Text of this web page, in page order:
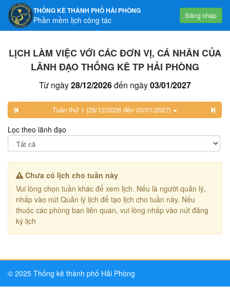
THỐNG KÊ THÀNH PHỐ HẢI PHÒNG
Phần mềm lịch công tác Đăng nhập
LỊCH LÀM VIỆC VỚI CÁC ĐƠN VỊ, CÁ NHÂN CỦA
LÃNH ĐẠO THỐNG KÊ TP HẢI PHÒNG
Từ ngày28/12/2026đến ngày03/01/2027
Tuần thứ 1 (28/12/2026 đến 03/01/2027)
Lọc theo lãnh đạo
Chưa có lịch cho tuần này
Vui lòng chọn tuần khác để xem lịch. Nếu là người quản lý,
nhấp vào nút Quản lý lịch để tạo lịch cho tuần này. Nếu
thuộc các phòng ban liên quan, vui lòng nhấp vào nút đăng
ký lịch
© 2025 Thống kê thành phố Hải Phòng